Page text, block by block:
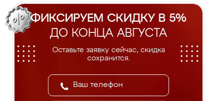
ФИКСИРУЕМ СКИДКУ В 5%
ДО КОНЦА АВГУСТА
Оставьте заявку сейчас, скидка
сохранится.